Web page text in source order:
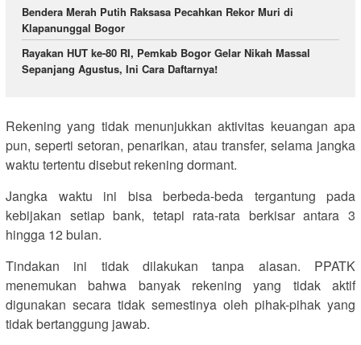
Bendera Merah Putih Raksasa Pecahkan Rekor Muri di
Klapanunggal Bogor
Rayakan HUT ke-80 RI, Pemkab Bogor Gelar Nikah Massal
Sepanjang Agustus, Ini Cara Daftarnya!
Rekening yang tidak menunjukkan aktivitas keuangan apa
pun, seperti setoran, penarikan, atau transfer, selama jangka
waktu tertentu disebut rekening dormant.
Jangka waktu ini bisa berbeda-beda tergantung pada
kebijakan setiap bank, tetapi rata-rata berkisar antara 3
hingga 12 bulan.
Tindakan ini tidak dilakukan tanpa alasan. PPATK
menemukan bahwa banyak rekening yang tidak aktif
digunakan secara tidak semestinya oleh pihak-pihak yang
tidak bertanggung jawab.